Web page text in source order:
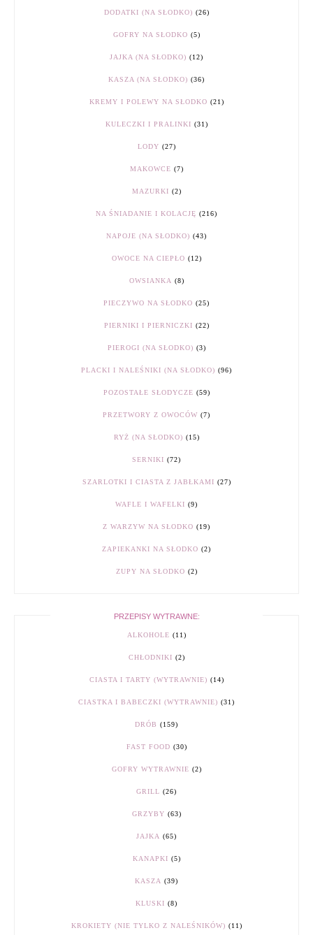
DODATKI (NA SŁODKO) (26)
GOFRY NA SŁODKO (5)
JAJKA (NA SŁODKO) (12)
KASZA (NA SŁODKO) (36)
KREMY I POLEWY NA SŁODKO (21)
KULECZKI I PRALINKI (31)
LODY (27)
MAKOWCE (7)
MAZURKI (2)
NA ŚNIADANIE I KOLACJĘ (216)
NAPOJE (NA SŁODKO) (43)
OWOCE NA CIEPŁO (12)
OWSIANKA (8)
PIECZYWO NA SŁODKO (25)
PIERNIKI I PIERNICZKI (22)
PIEROGI (NA SŁODKO) (3)
PLACKI I NALEŚNIKI (NA SŁODKO) (96)
POZOSTAŁE SŁODYCZE (59)
PRZETWORY Z OWOCÓW (7)
RYŻ (NA SŁODKO) (15)
SERNIKI (72)
SZARLOTKI I CIASTA Z JABŁKAMI (27)
WAFLE I WAFELKI (9)
Z WARZYW NA SŁODKO (19)
ZAPIEKANKI NA SŁODKO (2)
ZUPY NA SŁODKO (2)
PRZEPISY WYTRAWNE:
ALKOHOLE (11)
CHŁODNIKI (2)
CIASTA I TARTY (WYTRAWNIE) (14)
CIASTKA I BABECZKI (WYTRAWNIE) (31)
DRÓB (159)
FAST FOOD (30)
GOFRY WYTRAWNIE (2)
GRILL (26)
GRZYBY (63)
JAJKA (65)
KANAPKI (5)
KASZA (39)
KLUSKI (8)
KROKIETY (NIE TYLKO Z NALEŚNIKÓW) (11)